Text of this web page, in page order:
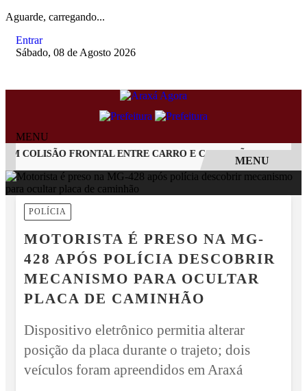
Aguarde, carregando...
Entrar
Sábado, 08 de Agosto 2026
MENU
COLISÃO FRONTAL ENTRE CARRO E CAMINHÃO NA BR-262
EM ALTA
MENU
POLÍCIA
MOTORISTA É PRESO NA MG-
428 APÓS POLÍCIA DESCOBRIR
MECANISMO PARA OCULTAR
PLACA DE CAMINHÃO
Dispositivo eletrônico permitia alterar
posição da placa durante o trajeto; dois
veículos foram apreendidos em Araxá